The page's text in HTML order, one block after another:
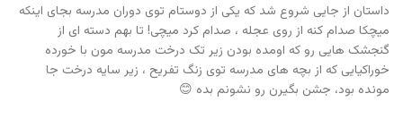
داستان از جایی شروع شد که یکی از دوستام توی دوران مدرسه بجای اینکه
میچکا صدام کنه از روی عجله ، صدام کرد میچی! تا بهم دسته ای از
گنجشک هایی رو که اومده بودن زیر تک درخت مدرسه مون با خورده
خوراکیایی که از بچه های مدرسه توی زنگ تفریح ، زیر سایه درخت جا
مونده بود، جشن بگیرن رو نشونم بده 😊